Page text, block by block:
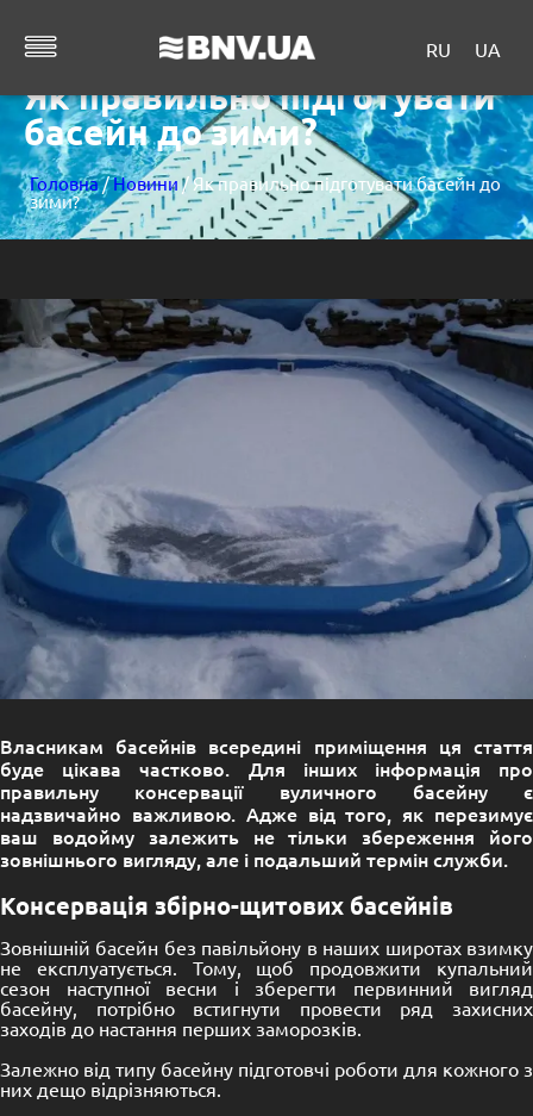
RU UA
Як правильно підготувати
басейн до зими?
Головна/Новини / Як правильно підготувати басейн до
зими?
Власникам басейнів всередині приміщення ця стаття
буде цікава частково. Для інших інформація про
правильну консервації вуличного басейну є
надзвичайно важливою. Адже від того, як перезимує
ваш водойму залежить не тільки збереження його
зовнішнього вигляду, але і подальший термін служби.
Консервація збірно-щитових басейнів
Зовнішній басейн без павільйону в наших широтах взимку
не експлуатується. Тому, щоб продовжити купальний
сезон наступної весни і зберегти первинний вигляд
басейну, потрібно встигнути провести ряд захисних
заходів до настання перших заморозків.
Залежно від типу басейну підготовчі роботи для кожного з
них дещо відрізняються.